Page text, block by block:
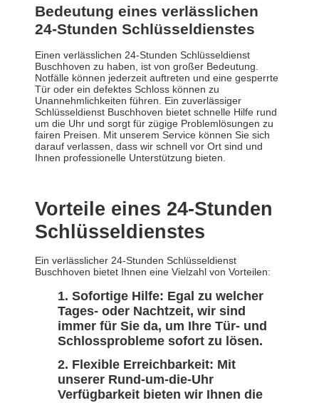
Bedeutung eines verlässlichen
24-Stunden Schlüsseldienstes
Einen verlässlichen 24-Stunden Schlüsseldienst
Buschhoven zu haben, ist von großer Bedeutung.
Notfälle können jederzeit auftreten und eine gesperrte
Tür oder ein defektes Schloss können zu
Unannehmlichkeiten führen. Ein zuverlässiger
Schlüsseldienst Buschhoven bietet schnelle Hilfe rund
um die Uhr und sorgt für zügige Problemlösungen zu
fairen Preisen. Mit unserem Service können Sie sich
darauf verlassen, dass wir schnell vor Ort sind und
Ihnen professionelle Unterstützung bieten.
Vorteile eines 24-Stunden
Schlüsseldienstes
Ein verlässlicher 24-Stunden Schlüsseldienst
Buschhoven bietet Ihnen eine Vielzahl von Vorteilen:
Sofortige Hilfe: Egal zu welcher
Tages- oder Nachtzeit, wir sind
immer für Sie da, um Ihre Tür- und
Schlossprobleme sofort zu lösen.
Flexible Erreichbarkeit: Mit
unserer Rund-um-die-Uhr
Verfügbarkeit bieten wir Ihnen die